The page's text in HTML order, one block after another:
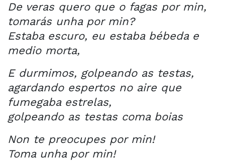
De veras quero que o fagas por min,
tomarás unha por min?
Estaba escuro, eu estaba bébeda e
medio morta,
E durmimos, golpeando as testas,
agardando espertos no aire que
fumegaba estrelas,
golpeando as testas coma boias
Non te preocupes por min!
Toma unha por min!